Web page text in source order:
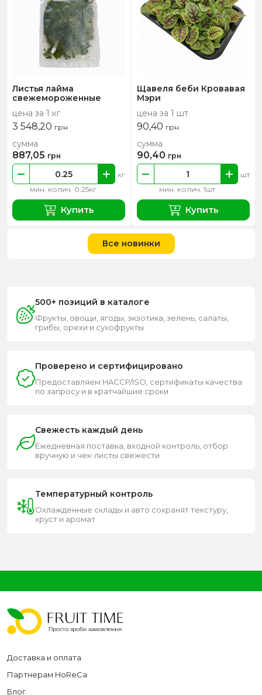
Листья лайма
свежемороженные
цена за 1 кг
3 548,20 грн
мин. колич. 0.25кг
кг
сумма
887,05 грн
Купить
Щавеля беби Кровавая
Мэри
цена за 1 шт
90,40 грн
мин. колич. 1шт
шт
сумма
90,40 грн
Купить
Все новинки
500+ позиций в каталоге
Фрукты, овощи, ягоды, экзотика, зелень, салаты,
грибы, орехи и сухофрукты
Проверено и сертифицировано
Предоставляем HACCP/ISO, сертификаты качества
по запросу и в кратчайшие сроки
Свежесть каждый день
Ежедневная поставка, входной контроль, отбор
вручную и чек-листы свежести
Температурный контроль
Охлажденные склады и авто сохранят текстуру,
хруст и аромат
Доставка и оплата
Партнерам HoReCa
Блог